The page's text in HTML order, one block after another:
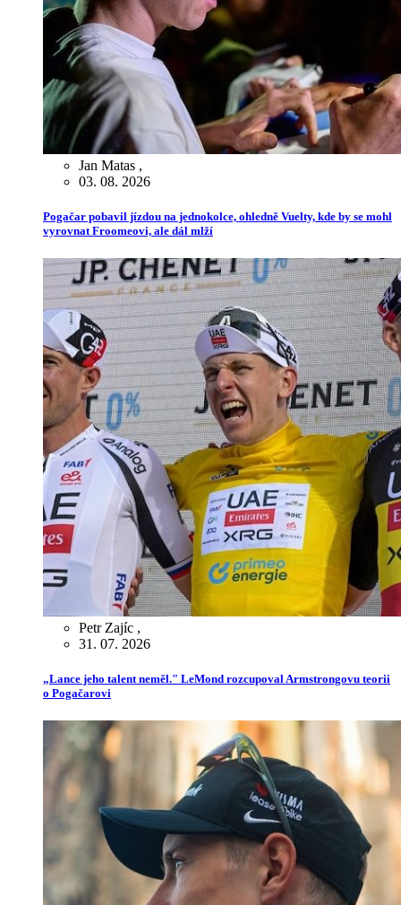
Jan Matas ,
03. 08. 2026
Pogačar pobavil jízdou na jednokolce, ohledně Vuelty, kde by se mohl
vyrovnat Froomeovi, ale dál mlží
Petr Zajíc ,
31. 07. 2026
„Lance jeho talent neměl." LeMond rozcupoval Armstrongovu teorii
o Pogačarovi